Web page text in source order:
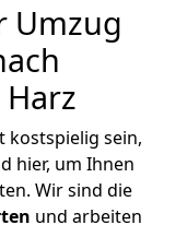
Umzug
kostspielig sein,
hier, um Ihnen
Wir sind die
und arbeiten